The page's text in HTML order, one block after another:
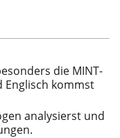
die MINT-
Englisch kommst
analysierst und